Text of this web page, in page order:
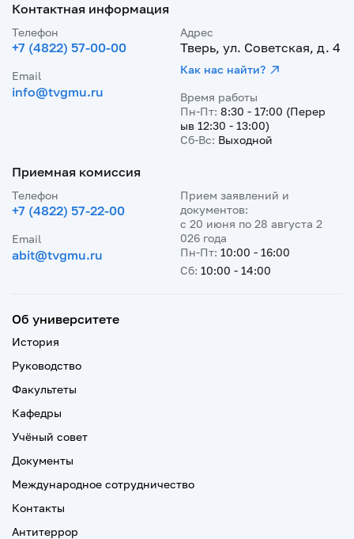
Контактная информация
Телефон
+7 (4822) 57-00-00
Email
info@tvgmu.ru
Адрес
Тверь, ул. Советская, д. 4
Как нас найти?
Время работы
Пн-Пт: 8:30 - 17:00 (Перер
ыв 12:30 - 13:00)
Сб-Вс: Выходной
Приемная комиссия
Телефон
+7 (4822) 57-22-00
Email
abit@tvgmu.ru
Прием заявлений и
документов:
с 20 июня по 28 августа 2
026 года
Пн-Пт: 10:00 - 16:00
Сб: 10:00 - 14:00
Об университете
История
Руководство
Факультеты
Кафедры
Учёный совет
Документы
Международное сотрудничество
Контакты
Антитеррор